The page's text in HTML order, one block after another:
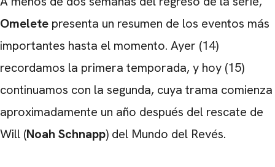
Omelete presenta un resumen de los eventos más
importantes hasta el momento. Ayer (14)
recordamos la primera temporada, y hoy (15)
continuamos con la segunda, cuya trama comienza
aproximadamente un año después del rescate de
Will (Noah Schnapp) del Mundo del Revés.